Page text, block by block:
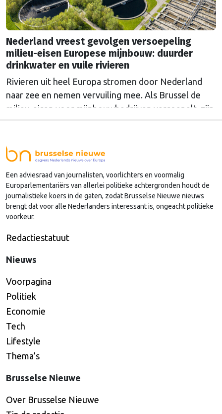
Nederland vreest gevolgen versoepeling
milieu-eisen Europese mijnbouw: duurder
drinkwater en vuile rivieren
Rivieren uit heel Europa stromen door Nederland
naar zee en nemen vervuiling mee. Als Brussel de
milieu-eisen voor mijnbouwbedrijven versoepelt, zijn
Een adviesraad van journalisten, voorlichters en voormalig
Europarlementariërs van allerlei politieke achtergronden houdt de
journalistieke koers in de gaten, zodat Brusselse Nieuwe nieuws
brengt dat voor alle Nederlanders interessant is, ongeacht politieke
voorkeur.
Redactiestatuut
Nieuws
Voorpagina
Politiek
Economie
Tech
Lifestyle
Thema’s
Brusselse Nieuwe
Over Brusselse Nieuwe